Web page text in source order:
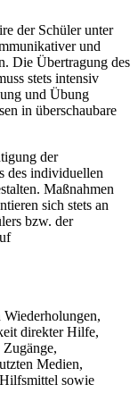
der Schüler unter
und
Die Übertragung des
stets intensiv
und Übung
in überschaubare
der
des individuellen
Maßnahmen
sich stets an
bzw. der
direkter Hilfe,
Medien,
sowie